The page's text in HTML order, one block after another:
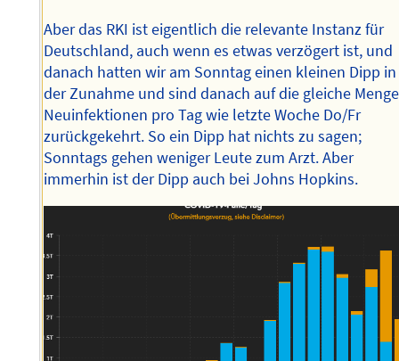
Aber das RKI ist eigentlich die relevante Instanz für
Deutschland, auch wenn es etwas verzögert ist, und
danach hatten wir am Sonntag einen kleinen Dipp in
der Zunahme und sind danach auf die gleiche Menge
Neuinfektionen pro Tag wie letzte Woche Do/Fr
zurückgekehrt. So ein Dipp hat nichts zu sagen;
Sonntags gehen weniger Leute zum Arzt. Aber
immerhin ist der Dipp auch bei Johns Hopkins.